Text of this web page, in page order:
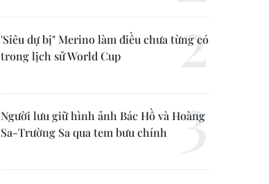
'Siêu dự bị" Merino làm điều chưa từng có
trong lịch sử World Cup
Người lưu giữ hình ảnh Bác Hồ và Hoàng
Sa-Trường Sa qua tem bưu chính